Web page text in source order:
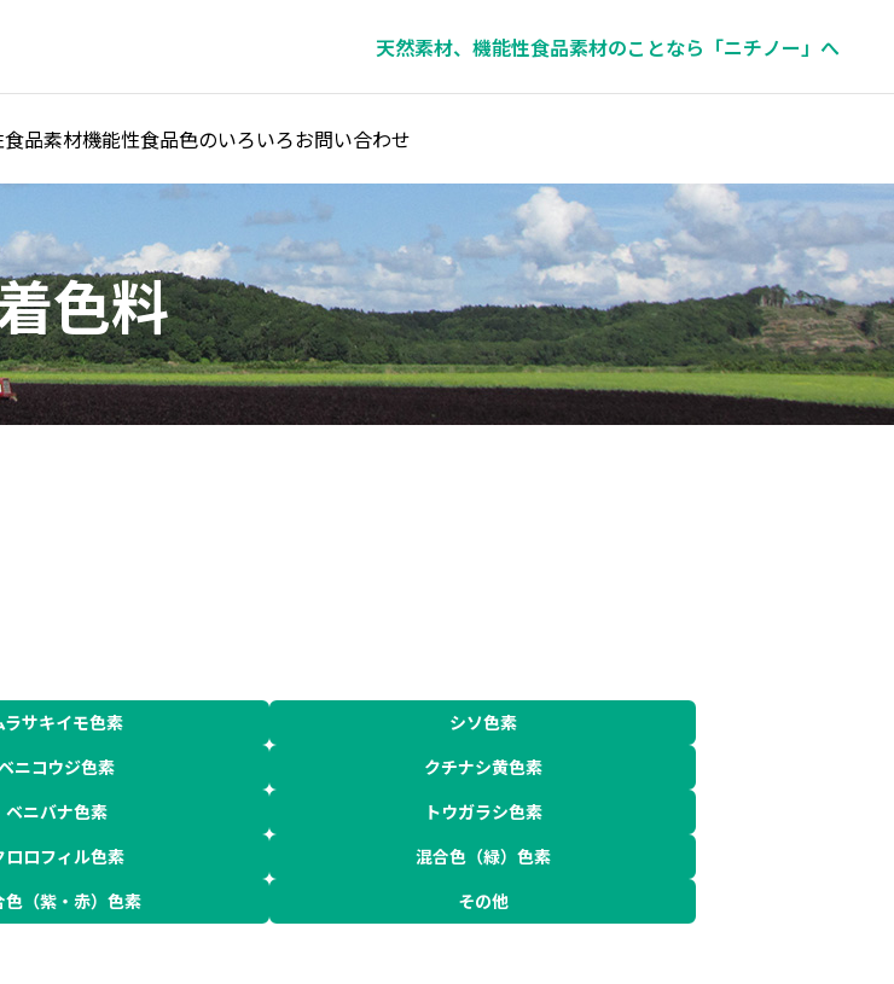
天然素材、機能性食品素材のことなら「ニチノー」へ
品素材機能性食品色のいろいろお問い合わせ
色料
ラサキイモ色素
シソ色素
ニコウジ色素
クチナシ黄色素
ベニバナ色素
トウガラシ色素
ロロフィル色素
混合色（緑）色素
色（紫・赤）色素 その他